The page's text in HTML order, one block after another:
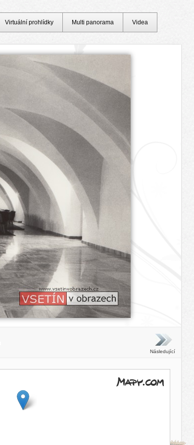
Následující
Virtuální prohlídky Multi panorama Videa